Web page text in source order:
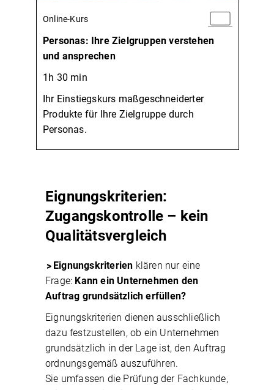
Online-Kurs
Personas: Ihre Zielgruppen verstehen
und ansprechen
1h 30 min
Ihr Einstiegskurs maßgeschneiderter
Produkte für Ihre Zielgruppe durch
Personas.
Eignungskriterien:
Zugangskontrolle – kein
Qualitätsvergleich
Eignungskriterien klären nur eine
Frage: Kann ein Unternehmen den
Auftrag grundsätzlich erfüllen?
Eignungskriterien dienen ausschließlich
dazu festzustellen, ob ein Unternehmen
grundsätzlich in der Lage ist, den Auftrag
ordnungsgemäß auszuführen.
Sie umfassen die Prüfung der Fachkunde,